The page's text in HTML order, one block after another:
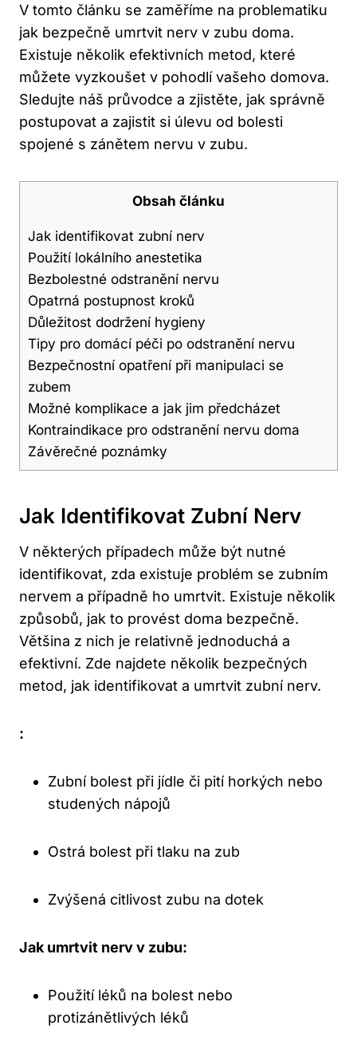
V tomto článku se zaměříme na problematiku
jak bezpečně umrtvit nerv v zubu doma.
Existuje několik efektivních metod, které
můžete vyzkoušet v pohodlí vašeho domova.
Sledujte náš průvodce a zjistěte, jak správně
postupovat a zajistit si úlevu od bolesti
spojené s zánětem nervu v zubu.
Obsah článku
Jak identifikovat zubní nerv
Použití lokálního anestetika
Bezbolestné odstranění nervu
Opatrná postupnost kroků
Důležitost dodržení hygieny
Tipy pro domácí péči po odstranění nervu
Bezpečnostní opatření při manipulaci se
zubem
Možné komplikace a jak jim předcházet
Kontraindikace pro odstranění nervu doma
Závěrečné poznámky
Jak Identifikovat Zubní Nerv
V některých případech může být nutné
identifikovat, zda existuje problém se zubním
nervem a případně ho umrtvit. Existuje několik
způsobů, jak to provést doma bezpečně.
Většina z nich je relativně jednoduchá a
efektivní. Zde najdete několik bezpečných
metod, jak identifikovat a umrtvit zubní nerv.
:
Zubní bolest při jídle či pití horkých nebo
studených nápojů
Ostrá bolest při tlaku na zub
Zvýšená citlivost zubu na dotek
Jak umrtvit nerv v zubu:
Použití léků na bolest nebo
protizánětlivých léků